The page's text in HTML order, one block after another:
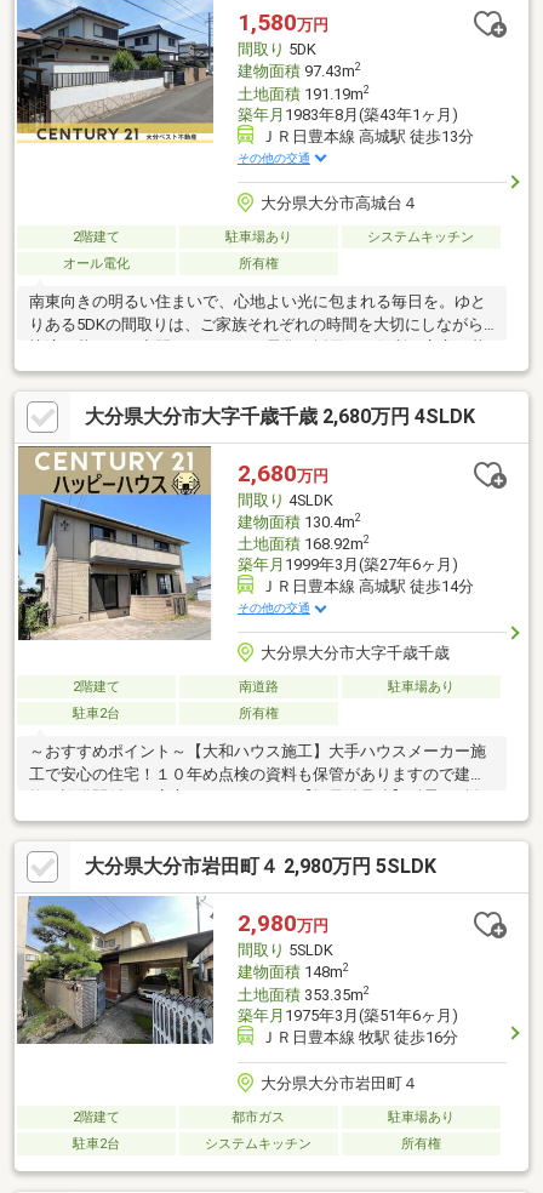
連れも安心です。契約後も生涯パートナーお引渡し後も末永くサ
ポート。地域密着20年の安心をお約束します。まずはお気軽にご
相談ください♪
1,580万円
間取り 5DK
建物面積97.43m2
土地面積191.19m2
築年月 1983年8月(築43年1ヶ月)
ＪＲ日豊本線 高城駅 徒歩13分
その他の交通
大分県大分市高城台４
2階建て 駐車場あり
システムキッチン
オール電化
所有権
南東向きの明るい住まいで、心地よい光に包まれる毎日を。ゆと
りある5DKの間取りは、ご家族それぞれの時間を大切にしながら
らしをサポート。システムキッチンでは毎日の料理も快適に楽し
めます。さらに、豊富な収納スペースを備えているため、お部屋
をすっきりと保つことができます。温水洗浄便座やシャワー付き
のバスルームなど、暮らしを快適にする設備も充実。南面バルコ
ニーでは心地よい風を感じながら、洗濯やリラックスタイムを楽
しめます。静かな住宅地に佇む、家族の笑顔が広がる住まいで
す。
大分県大分市大字千歳千歳 2,680万円 4SLDK
2,680万円
間取り 4SLDK
建物面積130.4m2
土地面積168.92m2
築年月 1999年3月(築27年6ヶ月)
ＪＲ日豊本線 高城駅 徒歩14分
その他の交通
大分県大分市大字千歳千歳
2階建て 南道路
駐車場あり
駐車2台
所有権
～おすすめポイント～【大和ハウス施工】大手ハウスメーカー施
工で安心の住宅！１０年め点検の資料も保管がありますので建
性等その他にもメリット豊富な軽量鉄骨造！長期的な居住もご安
心いただけます！【南面道路】お昼間の太陽の日差しが入り室内
を明るくしてくれます！【駐車場２台確保】駐車場２台可能！ま
た、もう１台はも増設は可能ですので、３台確保も可能です！
（車種による為要確認）【収納豊富】２階に納戸、ウォークイン
クローゼットもございますので、季節物のお洋服などもまとめて
収納ができます！
大分県大分市岩田町４ 2,980万円 5SLDK
2,980万円
間取り 5SLDK
建物面積148m2
土地面積353.35m2
築年月 1975年3月(築51年6ヶ月)
ＪＲ日豊本線 牧駅 徒歩16分
大分県大分市岩田町４
2階建て 都市ガス
駐車場あり
駐車2台
システムキッチン 所有権